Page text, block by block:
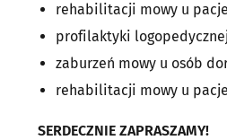
rehabilitacji mowy u
profilaktyki
zaburzeń mowy u osób
rehabilitacji mowy u
SERDECZNIE ZAPRASZAMY!